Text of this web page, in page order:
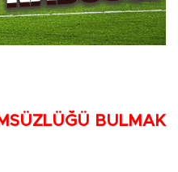
BULMAK